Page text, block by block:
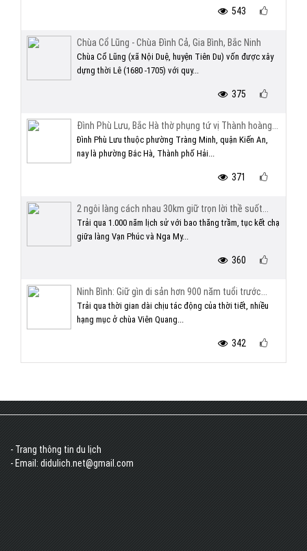
543
Chùa Cổ Lũng - Chùa Đình Cả, Gia Bình, Bắc Ninh
Chùa Cổ Lũng (xã Nội Duệ, huyện Tiên Du) vốn được xây
dựng thời Lê (1680 -1705) với quy...
375
Đình Phù Lưu, Bắc Hà thờ phụng tứ vị Thành hoàng...
Đình Phù Lưu thuộc phường Tràng Minh, quận Kiến An,
nay là phường Bắc Hà, Thành phố Hải...
371
2 ngôi làng cách nhau 30km giữ trọn lời thề suốt...
Trải qua 1.000 năm lịch sử với bao thăng trầm, tục kết chạ
giữa làng Vạn Phúc và Nga My...
360
Ninh Bình: Giữ gìn di sản hơn 900 năm tuổi trước...
Trải qua thời gian dài chịu tác động của thời tiết, nhiều
hạng mục ở chùa Viên Quang...
342
- Trang thông tin du lịch
- Email: didulich.net@gmail.com